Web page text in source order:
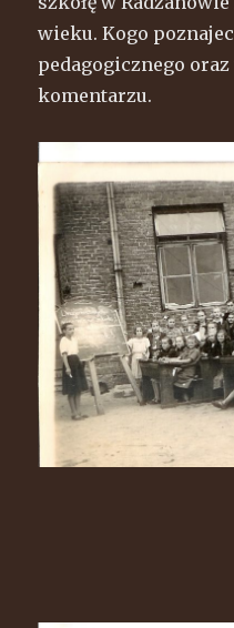
wieku. Kogo
pedagogicznego
komentarzu.